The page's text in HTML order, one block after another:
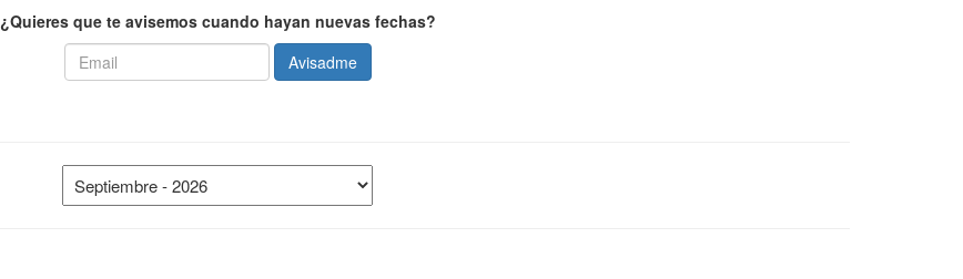
text
¿Quieres que te avisemos cuando hayan nuevas fechas?
Avisadme